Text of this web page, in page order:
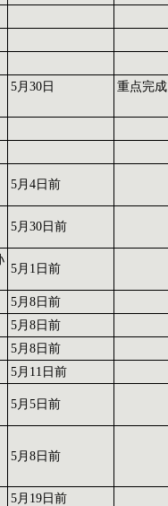
5月30日 重点完成
5月4日前
5月30日前
5月1日前
5月8日前
5月8日前
5月8日前
5月11日前
5月5日前
5月8日前
5月19日前